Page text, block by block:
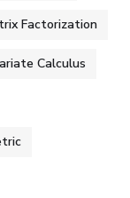
Factorization
Calculus